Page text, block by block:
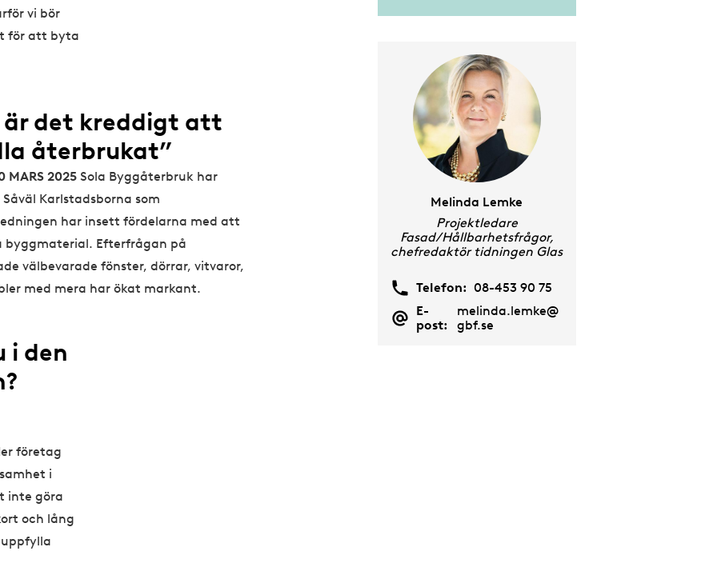
vi bör
för att byta
är det kreddigt att
återbrukat”
MARS 2025 Sola Byggåterbruk har
Karlstadsborna som
har insett fördelarna med att
byggmaterial. Efterfrågan på
välbevarade fönster, dörrar, vitvaror,
med mera har ökat markant.
i den
företag
i
inte göra
och lång
Melinda Lemke
Projektledare
Fasad/Hållbarhetsfrågor,
chefredaktör tidningen Glas
Telefon: 08-453 90 75
E-
post:
melinda.lemke@
gbf.se